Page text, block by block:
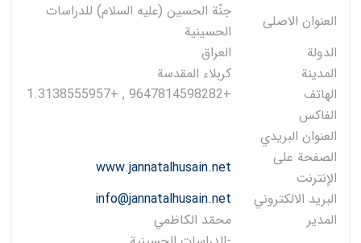
العنوان الاصلی
جنّة الحسين (عليه السلام) للدراسات
الحسينية
الدولة
العراق
المدينة
كربلاء المقدسة
الهاتف
+9647814598282 , +1.3138555957
الفاكس
العنوان البريدي
الصفحة على
الإنترنت
www.jannatalhusain.net
البريد الالكتروني
info@jannatalhusain.net
المدير
محمّد الكاظمي